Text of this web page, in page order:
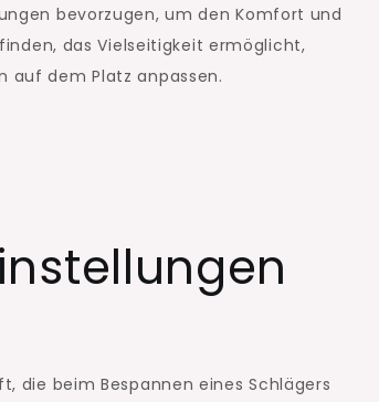
bevorzugen, um den Komfort und
das Vielseitigkeit ermöglicht,
auf dem Platz anpassen.
die beim Bespannen eines Schlägers